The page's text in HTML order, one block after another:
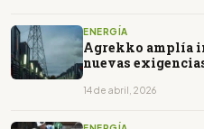
ENERGÍA
Agrekko amplía
nuevas
14 de abril, 2026